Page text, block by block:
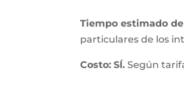
Tiempo estimado
particulares de los
Costo: SÍ. Según